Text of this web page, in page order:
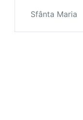
Sfânta Maria